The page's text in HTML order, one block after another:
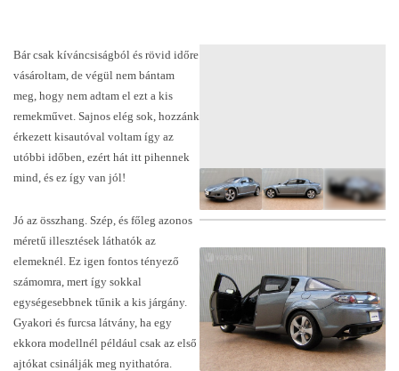
Bár csak kíváncsiságból és rövid időre
vásároltam, de végül nem bántam
meg, hogy nem adtam el ezt a kis
remekművet. Sajnos elég sok, hozzánk
érkezett kisautóval voltam így az
utóbbi időben, ezért hát itt pihennek
mind, és ez így van jól!
Jó az összhang. Szép, és főleg azonos
méretű illesztések láthatók az
elemeknél. Ez igen fontos tényező
számomra, mert így sokkal
egységesebbnek tűnik a kis járgány.
Gyakori és furcsa látvány, ha egy
ekkora modellnél például csak az első
ajtókat csinálják meg nyithatóra.